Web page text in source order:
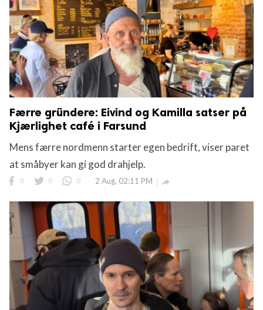
Færre gründere: Eivind og Kamilla satser på
Kjærlighet café i Farsund
Mens færre nordmenn starter egen bedrift, viser paret
at småbyer kan gi god drahjelp.
0 0 0 2 Aug, 02:11 PM 